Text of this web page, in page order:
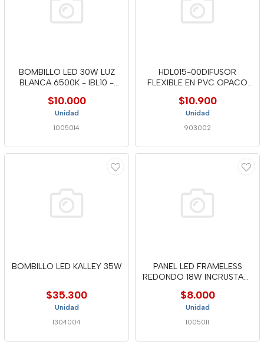
BOMBILLO LED 30W LUZ
BLANCA 6500K - IBL10 -
$10.000
Unidad
1005014
HDL015-00DIFUSOR
FLEXIBLE EN PVC OPACO
$10.900
Unidad
903002
BOMBILLO LED KALLEY 35W
$35.300
Unidad
1304004
PANEL LED FRAMELESS
REDONDO 18W INCRUSTAR-
$8.000
Unidad
1005011